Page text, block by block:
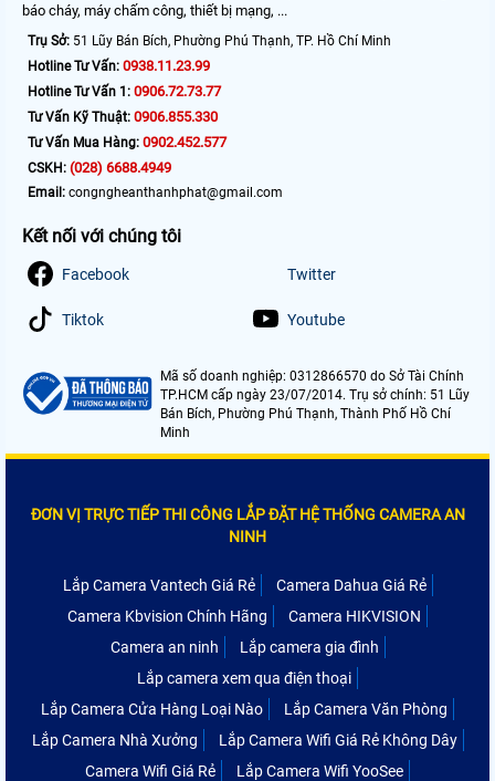
báo cháy, máy chấm công, thiết bị mạng, ...
Trụ Sở: 51 Lũy Bán Bích, Phường Phú Thạnh, TP. Hồ Chí Minh
Hotline Tư Vấn: 0938.11.23.99
Hotline Tư Vấn 1: 0906.72.73.77
Tư Vấn Kỹ Thuật: 0906.855.330
Tư Vấn Mua Hàng: 0902.452.577
CSKH: (028) 6688.4949
Email: congngheanthanhphat@gmail.com
Kết nối với chúng tôi
Facebook Twitter
Tiktok Youtube
Mã số doanh nghiệp: 0312866570 do Sở Tài Chính
TP.HCM cấp ngày 23/07/2014. Trụ sở chính: 51 Lũy
Bán Bích, Phường Phú Thạnh, Thành Phố Hồ Chí
Minh
ĐƠN VỊ TRỰC TIẾP THI CÔNG LẮP ĐẶT HỆ THỐNG CAMERA AN
NINH
Lắp Camera Vantech Giá Rẻ
Camera Dahua Giá Rẻ
Camera Kbvision Chính Hãng
Camera HIKVISION
Camera an ninh
Lắp camera gia đình
Lắp camera xem qua điện thoại
Lắp Camera Cửa Hàng Loại Nào
Lắp Camera Văn Phòng
Lắp Camera Nhà Xưởng
Lắp Camera Wifi Giá Rẻ Không Dây
Camera Wifi Giá Rẻ
Lắp Camera Wifi YooSee